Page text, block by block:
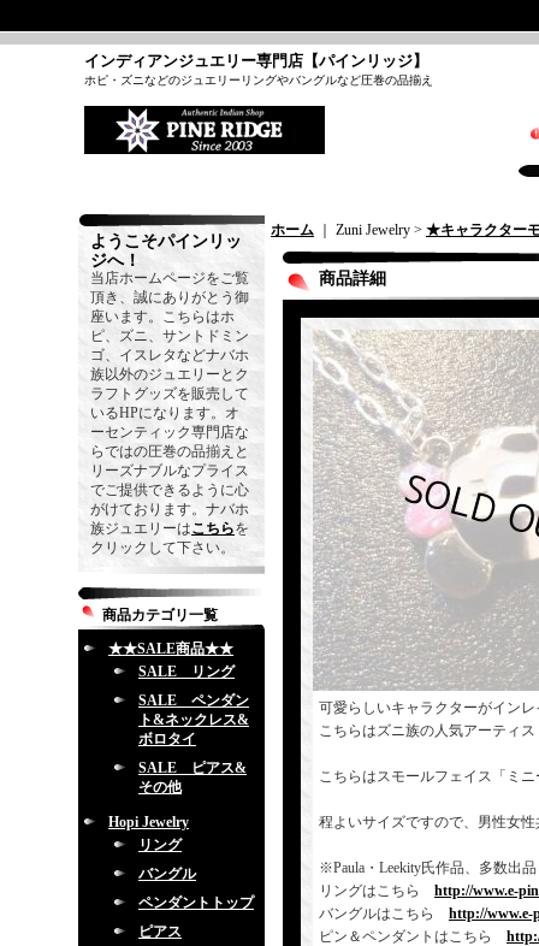
インディアンジュエリー専門店【パインリッジ】
ホピ・ズニなどのジュエリーリングやバングルなど圧巻の品揃え
ようこそパインリッ
ジへ！
当店ホームページをご覧
頂き、誠にありがとう御
座います。こちらはホ
ピ、ズニ、サントドミン
ゴ、イスレタなどナバホ
族以外のジュエリーとク
ラフトグッズを販売して
いるHPになります。オ
ーセンティック専門店な
らではの圧巻の品揃えと
リーズナブルなプライス
でご提供できるように心
がけております。ナバホ
族ジュエリーはこちらを
クリックして下さい。
商品カテゴリ一覧
★★SALE商品★★
SALE リング
SALE ペンダン
ト&ネックレス&
ボロタイ
SALE ピアス&
その他
Hopi Jewelry
リング
バングル
ペンダントトップ
ピアス
ホーム ｜ Zuni Jewelry > ★キャラクター
商品詳細
可愛らしいキャラクターがイン
こちらはズニ族の人気アーティ
こちらはスモールフェイス「ミ
程よいサイズですので、男性女
※Paula・Leekity氏作品、多数出
リングはこちら http://www.e-
バングルはこちら http://www.e-
ピン＆ペンダントはこちら